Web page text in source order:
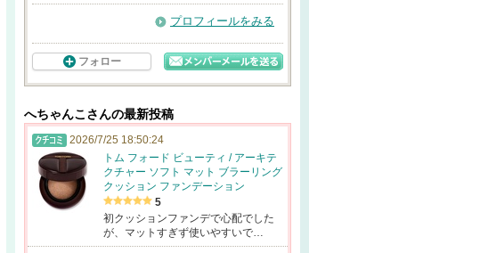
プロフィールをみる
フォロー
へちゃんこさんの最新投稿
2026/7/25 18:50:24
トム フォード ビューティ / アーキテ
クチャー ソフト マット ブラーリング
クッション ファンデーション
5
初クッションファンデで心配でした
が、マットすぎず使いやすいで…